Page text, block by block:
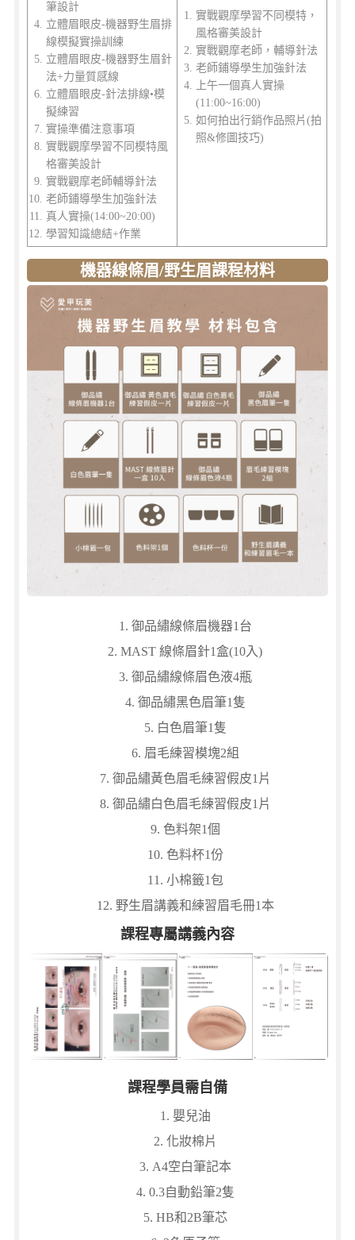
筆設計
立體眉眼皮-機器野生眉排
線模擬實操訓練
立體眉眼皮-機器野生眉針
法+力量質感線
立體眉眼皮-針法排線•模
擬練習
實操準備注意事項
實戰觀摩學習不同模特風
格審美設計
實戰觀摩老師輔導針法
老師鋪導學生加強針法
真人實操(14:00~20:00)
學習知識總結+作業
實戰觀摩學習不同模特，
風格審美設計
實戰觀摩老師，輔導針法
老師鋪導學生加強針法
上午一個真人實操
(11:00~16:00)
如何拍出行銷作品照片(拍
照&修圖技巧)
機器線條眉/野生眉課程材料
御品繡線條眉機器1台
MAST 線條眉針1盒(10入)
御品繡線條眉色液4瓶
御品繡黑色眉筆1隻
白色眉筆1隻
眉毛練習模塊2組
御品繡黃色眉毛練習假皮1片
御品繡白色眉毛練習假皮1片
色料架1個
色料杯1份
小棉籤1包
野生眉講義和練習眉毛冊1本
課程專屬講義內容
課程學員需自備
嬰兒油
化妝棉片
A4空白筆記本
0.3自動鉛筆2隻
HB和2B筆芯